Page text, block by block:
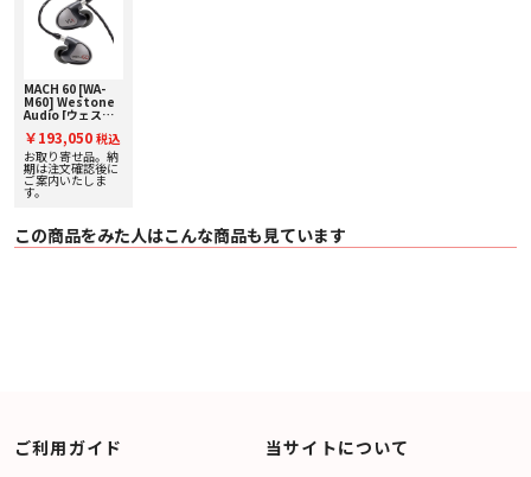
MACH 60 [WA-
M60] Westone
Audio [ウェスト
ニバーサルIEM
[6BA] 下取り査定
額20%アップ実施
中！
￥193,050 税込
お取り寄せ品。納
期は注文確認後に
ご案内いたしま
す。
この商品をみた人はこんな商品も見ています
ご利用ガイド 当サイトについて